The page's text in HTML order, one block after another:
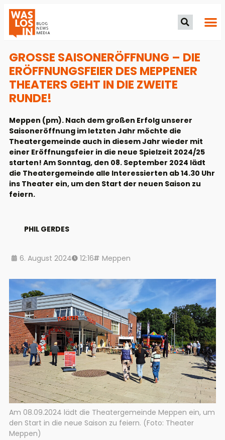
GROSSE SAISONERÖFFNUNG – DIE E
RÖFFNUNGSFEIER DES MEPPENER T
HEATERS GEHT IN DIE ZWEITE R
UNDE!
Meppen (pm). Nach dem großen Erfolg unserer
Saisoneröffnung im letzten Jahr möchte die
Theatergemeinde auch in diesem Jahr wieder mit
einer Eröffnungsfeier in die neue Spielzeit 2024/25
starten! Am Sonntag, den 08. September 2024 lädt
die Theatergemeinde alle Interessierten ab 14.30 Uhr
ins Theater ein, um den Start der neuen Saison zu
feiern.
PHIL GERDES
6. August 2024 12:16 Meppen
Am 08.09.2024 lädt die Theatergemeinde Meppen ein, um
den Start in die neue Saison zu feiern. (Foto: Theater
Meppen)